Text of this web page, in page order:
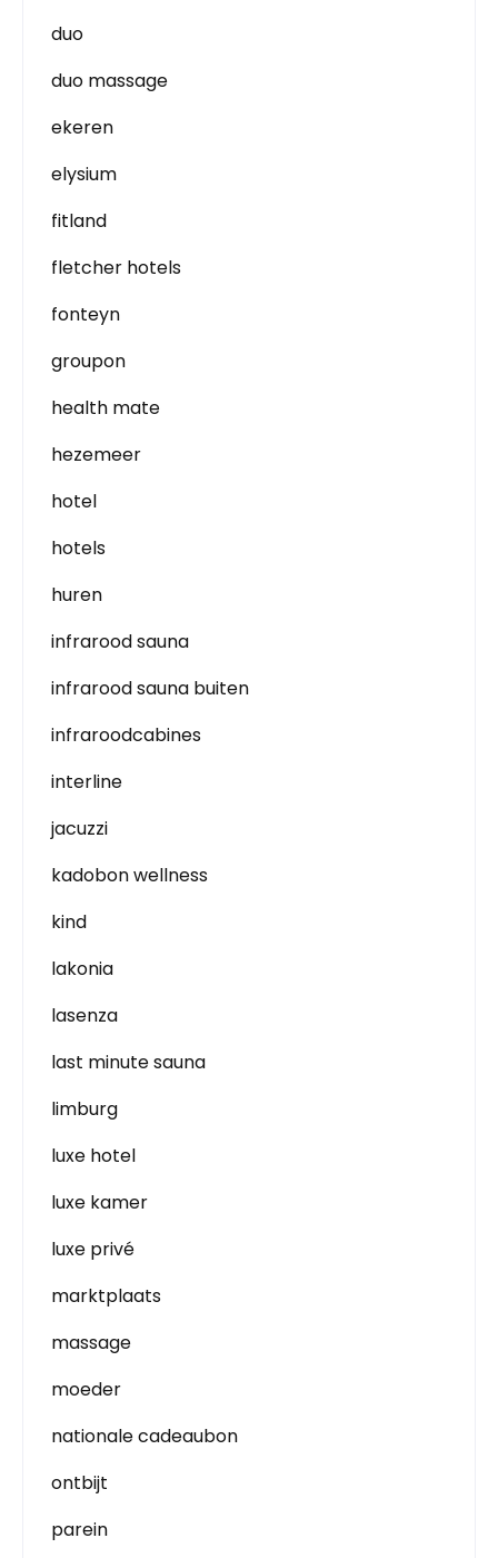
duo
duo massage
ekeren
elysium
fitland
fletcher hotels
fonteyn
groupon
health mate
hezemeer
hotel
hotels
huren
infrarood sauna
infrarood sauna buiten
infraroodcabines
interline
jacuzzi
kadobon wellness
kind
lakonia
lasenza
last minute sauna
limburg
luxe hotel
luxe kamer
luxe privé
marktplaats
massage
moeder
nationale cadeaubon
ontbijt
parein